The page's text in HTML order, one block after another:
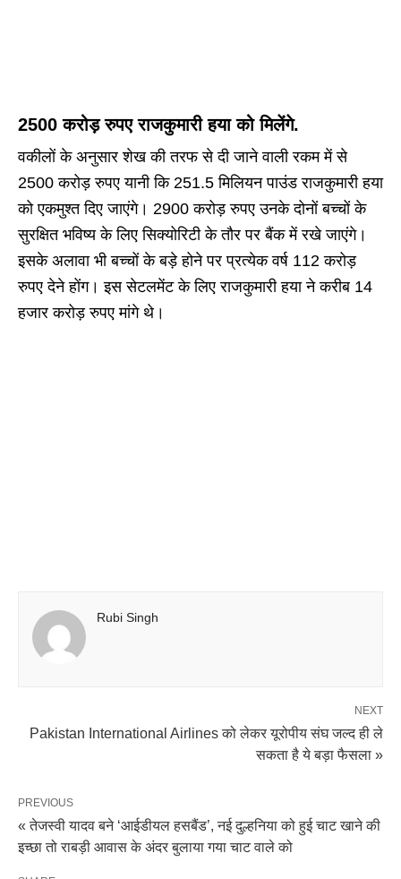
2500 करोड़ रुपए राजकुमारी हया को मिलेंगे.
वकीलों के अनुसार शेख की तरफ से दी जाने वाली रकम में से
2500 करोड़ रुपए यानी कि 251.5 मिलियन पाउंड राजकुमारी हया
को एकमुश्त दिए जाएंगे। 2900 करोड़ रुपए उनके दोनों बच्चों के
सुरक्षित भविष्य के लिए सिक्योरिटी के तौर पर बैंक में रखे जाएंगे।
इसके अलावा भी बच्चों के बड़े होने पर प्रत्येक वर्ष 112 करोड़
रुपए देने होंग। इस सेटलमेंट के लिए राजकुमारी हया ने करीब 14
हजार करोड़ रुपए मांगे थे।
Rubi Singh
NEXT
Pakistan International Airlines को लेकर यूरोपीय संघ जल्द ही ले
सकता है ये बड़ा फैसला »
PREVIOUS
« तेजस्वी यादव बने ‘आईडीयल हसबैंड’, नई दुल्हनिया को हुई चाट खाने की
इच्छा तो राबड़ी आवास के अंदर बुलाया गया चाट वाले को